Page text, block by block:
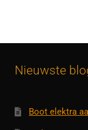
Nieuwste
Boot elektra